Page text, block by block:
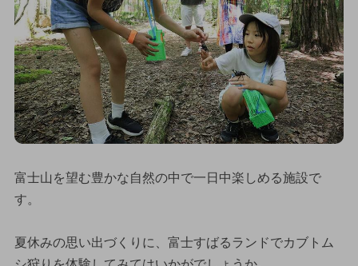
富士山を望む豊かな自然の中で一日中楽しめる施設で
す。
夏休みの思い出づくりに、富士すばるランドでカブトム